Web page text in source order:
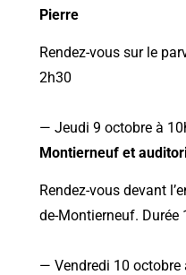
Pierre
Rendez-vous sur le
2h30
— Jeudi 9 octobre à
Montierneuf et
Rendez-vous devant
de-Montierneuf. Durée
— Vendredi 10